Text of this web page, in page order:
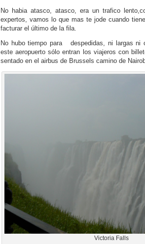
No habia atasco, atasco, era un trafico
expertos, vamos lo que mas te jode cuando
facturar el último de la fila.
No hubo tiempo para despedidas, ni largas ni
este aeropuerto sólo entran los viajeros con
sentado en el airbus de Brussels camino de
Victoria Falls